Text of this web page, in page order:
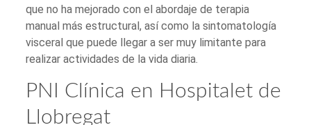
que no ha mejorado con el abordaje de terapia
manual más estructural, así como la sintomatología
visceral que puede llegar a ser muy limitante para
realizar actividades de la vida diaria.
PNI Clínica en Hospitalet de
Llobregat